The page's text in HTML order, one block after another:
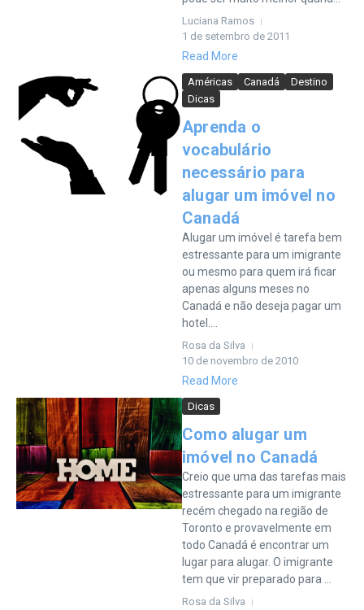
Luciana Ramos
1 de setembro de 2011
Read More
Américas Canadá
Destino
Dicas
Aprenda o
vocabulário
necessário para
alugar um imóvel no
Canadá
Alugar um imóvel é tarefa bem
estressante para um imigrante
ou mesmo para quem irá ficar
apenas alguns meses no
Canadá e não deseja pagar um
hotel....
Rosa da Silva
10 de novembro de 2010
Read More
Dicas
Como alugar um
imóvel no Canadá
Creio que uma das tarefas mais
estressante para um imigrante
recém chegado na região de
Toronto e provavelmente em
todo Canadá é encontrar um
lugar para alugar. O imigrante
tem que vir preparado para ...
Rosa da Silva